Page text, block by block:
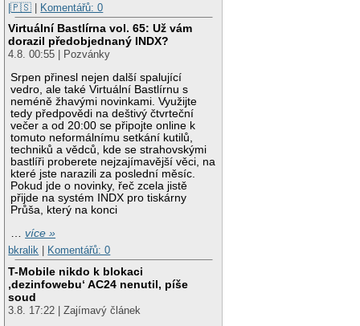
|🇵🇸 | Komentářů: 0
Virtuální Bastlírna vol. 65: Už vám
dorazil předobjednaný INDX?
4.8. 00:55 | Pozvánky
Srpen přinesl nejen další spalující
vedro, ale také Virtuální Bastlírnu s
neméně žhavými novinkami. Využijte
tedy předpovědi na deštivý čtvrteční
večer a od 20:00 se připojte online k
tomuto neformálnímu setkání kutilů,
techniků a vědců, kde se strahovskými
bastlíři proberete nejzajímavější věci, na
které jste narazili za poslední měsíc.
Pokud jde o novinky, řeč zcela jistě
přijde na systém INDX pro tiskárny
Průša, který na konci
…více »
bkralik
Komentářů: 0
T-Mobile nikdo k blokaci
‚dezinfowebu‘ AC24 nenutil, píše
soud
3.8. 17:22 | Zajímavý článek